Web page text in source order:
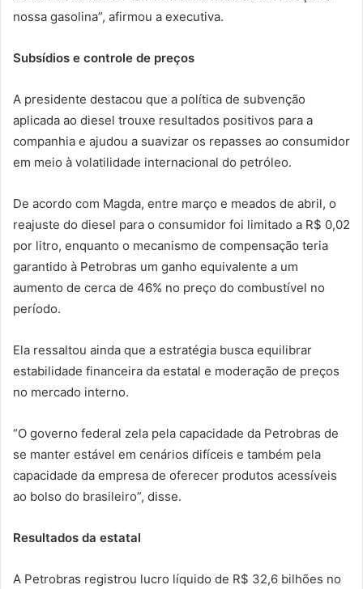
nossa gasolina”, afirmou a executiva.
Subsídios e controle de preços
A presidente destacou que a política de subvenção
aplicada ao diesel trouxe resultados positivos para a
companhia e ajudou a suavizar os repasses ao consumidor
em meio à volatilidade internacional do petróleo.
De acordo com Magda, entre março e meados de abril, o
reajuste do diesel para o consumidor foi limitado a R$ 0,02
por litro, enquanto o mecanismo de compensação teria
garantido à Petrobras um ganho equivalente a um
aumento de cerca de 46% no preço do combustível no
período.
Ela ressaltou ainda que a estratégia busca equilibrar
estabilidade financeira da estatal e moderação de preços
no mercado interno.
“O governo federal zela pela capacidade da Petrobras de
se manter estável em cenários difíceis e também pela
capacidade da empresa de oferecer produtos acessíveis
ao bolso do brasileiro”, disse.
Resultados da estatal
A Petrobras registrou lucro líquido de R$ 32,6 bilhões no